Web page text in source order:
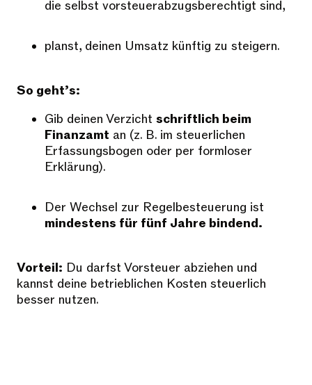
die selbst vorsteuerabzugsberechtigt sind,
planst, deinen Umsatz künftig zu steigern.
So geht’s:
Gib deinen Verzicht schriftlich beim
Finanzamt an (z. B. im steuerlichen
Erfassungsbogen oder per formloser
Erklärung).
Der Wechsel zur Regelbesteuerung ist
mindestens für fünf Jahre bindend.
Vorteil: Du darfst Vorsteuer abziehen und
kannst deine betrieblichen Kosten steuerlich
besser nutzen.